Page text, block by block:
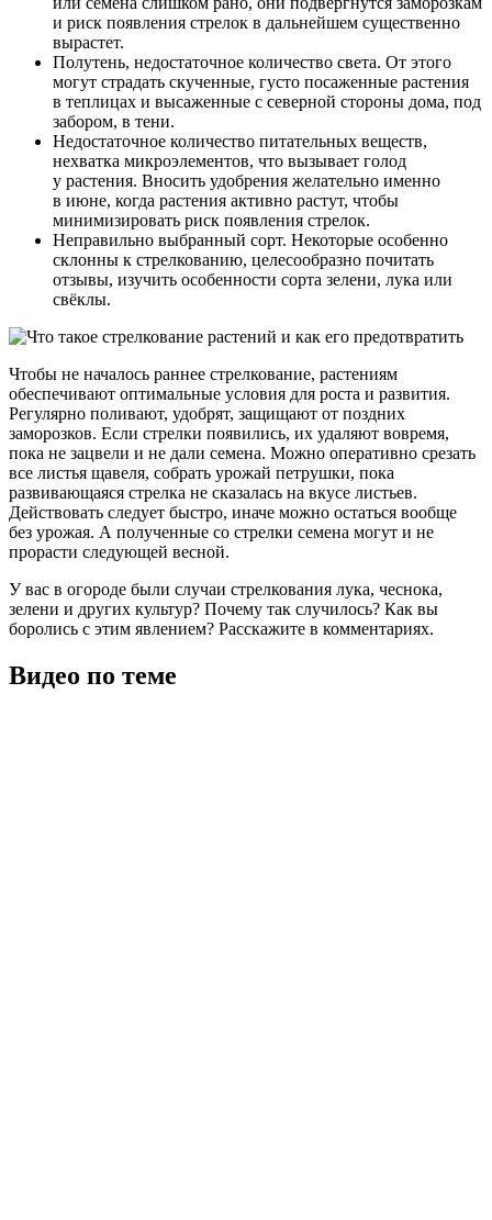
и риск появления стрелок в дальнейшем существенно
вырастет.
Полутень, недостаточное количество света. От этого
могут страдать скученные, густо посаженные растения
в теплицах и высаженные с северной стороны дома, под
забором, в тени.
Недостаточное количество питательных веществ,
нехватка микроэлементов, что вызывает голод
у растения. Вносить удобрения желательно именно
в июне, когда растения активно растут, чтобы
минимизировать риск появления стрелок.
Неправильно выбранный сорт. Некоторые особенно
склонны к стрелкованию, целесообразно почитать
отзывы, изучить особенности сорта зелени, лука или
свёклы.
Чтобы не началось раннее стрелкование, растениям
обеспечивают оптимальные условия для роста и развития.
Регулярно поливают, удобрят, защищают от поздних
заморозков. Если стрелки появились, их удаляют вовремя,
пока не зацвели и не дали семена. Можно оперативно срезать
все листья щавеля, собрать урожай петрушки, пока
развивающаяся стрелка не сказалась на вкусе листьев.
Действовать следует быстро, иначе можно остаться вообще
без урожая. А полученные со стрелки семена могут и не
прорасти следующей весной.
У вас в огороде были случаи стрелкования лука, чеснока,
зелени и других культур? Почему так случилось? Как вы
боролись с этим явлением? Расскажите в комментариях.
Видео по теме